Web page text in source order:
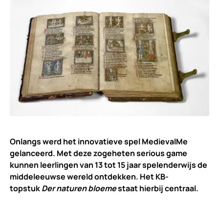
Onlangs werd het innovatieve spel MedievalMe
gelanceerd. Met deze zogeheten serious game
kunnen leerlingen van 13 tot 15 jaar spelenderwijs de
middeleeuwse wereld ontdekken. Het KB-
topstukDer naturen bloemestaat hierbij centraal.